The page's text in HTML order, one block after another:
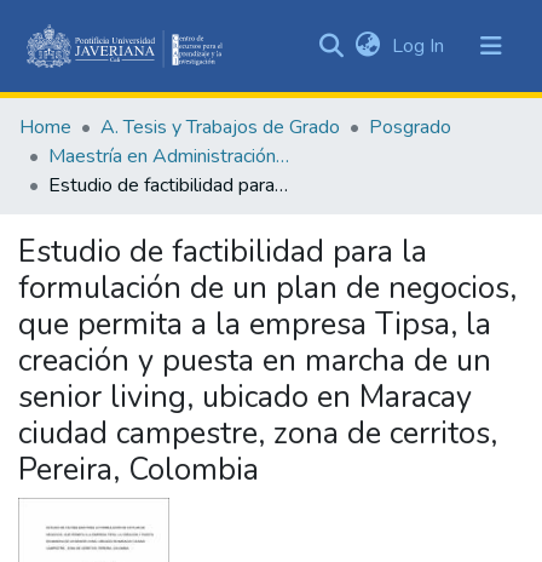
&
Collections
All of DSpace
Statistics
Log In (current)
Home A. Tesis y Trabajos de Grado
Posgrado
Maestría en Administración de Empresas
Estudio de factibilidad para la formulación de un plan de negocios, que permita a la empresa Tipsa, la creación y puesta en marcha de un senior living, ubicado en Maracay ciudad campestre, zona de cerritos, Pereira, Colombia
Estudio de factibilidad para la
formulación de un plan de negocios,
que permita a la empresa Tipsa, la
creación y puesta en marcha de un
senior living, ubicado en Maracay
ciudad campestre, zona de cerritos,
Pereira, Colombia